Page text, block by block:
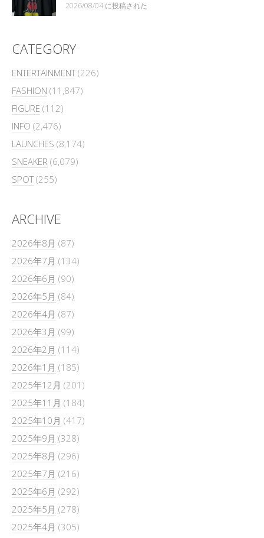
2026/08/04 に投稿された
CATEGORY
ENTERTAINMENT(226)
FASHION (11,847)
FIGURE (112)
INFO (2,476)
LAUNCHES (8,174)
SNEAKER (6,079)
SPOT(255)
ARCHIVE
2026年8月 (87)
2026年7月 (134)
2026年6月 (90)
2026年5月 (84)
2026年4月 (87)
2026年3月 (99)
2026年2月 (114)
2026年1月 (185)
2025年12月 (201)
2025年11月 (184)
2025年10月 (417)
2025年9月 (328)
2025年8月 (296)
2025年7月 (216)
2025年6月 (292)
2025年5月 (278)
2025年4月 (305)